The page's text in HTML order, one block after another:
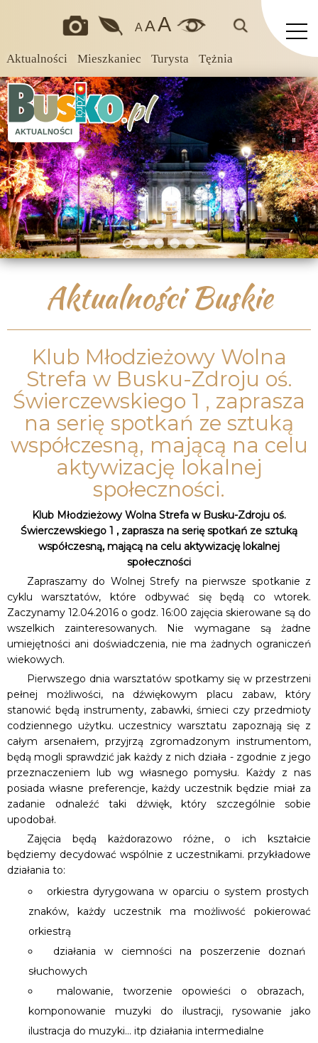
Aktualności Mieszkaniec Turysta Tężnia
A AA
AKTUALNOŚCI
Aktualności Buskie
Klub Młodzieżowy Wolna
Strefa w Busku-Zdroju oś.
Świerczewskiego 1 , zaprasza
na serię spotkań ze sztuką
współczesną, mającą na celu
aktywizację lokalnej
społeczności.
Klub Młodzieżowy Wolna Strefa w Busku-Zdroju oś.
Świerczewskiego 1 , zaprasza na serię spotkań ze sztuką
współczesną, mającą na celu aktywizację lokalnej
społeczności
Zapraszamy do Wolnej Strefy na pierwsze spotkanie z
cyklu warsztatów, które odbywać się będą co wtorek.
Zaczynamy 12.04.2016 o godz. 16:00 zajęcia skierowane są do
wszelkich zainteresowanych. Nie wymagane są żadne
umiejętności ani doświadczenia, nie ma żadnych ograniczeń
wiekowych.
Pierwszego dnia warsztatów spotkamy się w przestrzeni
pełnej możliwości, na dźwiękowym placu zabaw, który
stanowić będą instrumenty, zabawki, śmieci czy przedmioty
codziennego użytku. uczestnicy warsztatu zapoznają się z
całym arsenałem, przyjrzą zgromadzonym instrumentom,
będą mogli sprawdzić jak każdy z nich działa - zgodnie z jego
przeznaczeniem lub wg własnego pomysłu. Każdy z nas
posiada własne preferencje, każdy uczestnik będzie miał za
zadanie odnaleźć taki dźwięk, który szczególnie sobie
upodobał.
Zajęcia będą każdorazowo różne, o ich kształcie
będziemy decydować wspólnie z uczestnikami. przykładowe
działania to:
orkiestra dyrygowana w oparciu o system prostych
znaków, każdy uczestnik ma możliwość pokierować
orkiestrą
działania w ciemności na poszerzenie doznań
słuchowych
malowanie, tworzenie opowieści o obrazach,
komponowanie muzyki do ilustracji, rysowanie jako
ilustracja do muzyki... itp działania intermedialne